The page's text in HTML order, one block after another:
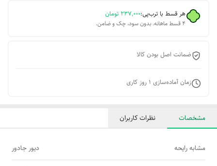
هر قسط با ترب‌پی:۲۳۷٬۰۰۰ تومان
۴ قسط ماهانه. بدون سود، چک و ضامن.
ضمانت اصل بودن کالا
زمان آماده‌سازی 1 روز کاری
مشخصات نظرات کاربران
مشابه رایحه دیور جادور